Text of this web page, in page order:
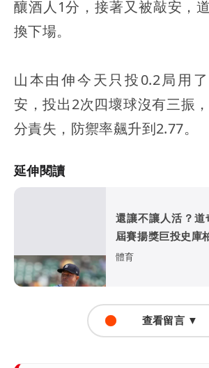
釀酒人1分，接著又被敲安，
換下場。
山本由伸今天只投0.2局用
安，投出2次四壞球沒有三振
分責失，防禦率飆升到2.77。
延伸閱讀
還讓不讓人活？道
屆賽揚獎巨投史庫
是宇宙道奇
體育
查看留言 ▼